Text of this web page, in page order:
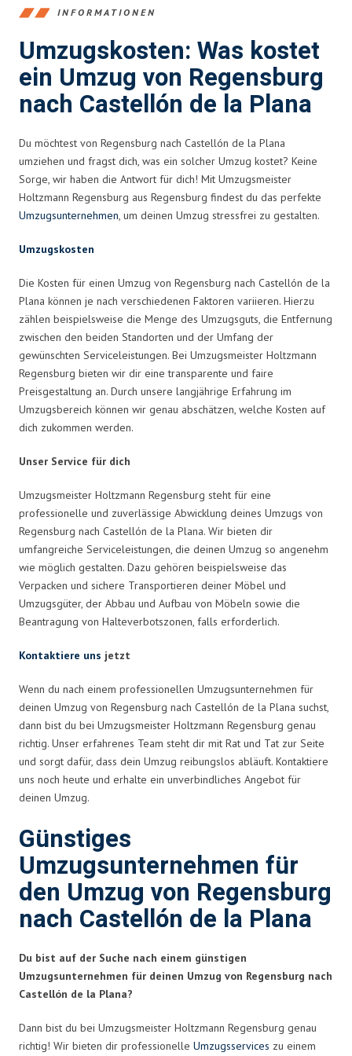
INFORMATIONEN
Umzugskosten: Was kostet
ein Umzug von Regensburg
nach Castellón de la Plana
Du möchtest von Regensburg nach Castellón de la Plana
umziehen und fragst dich, was ein solcher Umzug kostet? Keine
Sorge, wir haben die Antwort für dich! Mit Umzugsmeister
Holtzmann Regensburg aus Regensburg findest du das perfekte
Umzugsunternehmen, um deinen Umzug stressfrei zu gestalten.
Umzugskosten
Die Kosten für einen Umzug von Regensburg nach Castellón de la
Plana können je nach verschiedenen Faktoren variieren. Hierzu
zählen beispielsweise die Menge des Umzugsguts, die Entfernung
zwischen den beiden Standorten und der Umfang der
gewünschten Serviceleistungen. Bei Umzugsmeister Holtzmann
Regensburg bieten wir dir eine transparente und faire
Preisgestaltung an. Durch unsere langjährige Erfahrung im
Umzugsbereich können wir genau abschätzen, welche Kosten auf
dich zukommen werden.
Unser Service für dich
Umzugsmeister Holtzmann Regensburg steht für eine
professionelle und zuverlässige Abwicklung deines Umzugs von
Regensburg nach Castellón de la Plana. Wir bieten dir
umfangreiche Serviceleistungen, die deinen Umzug so angenehm
wie möglich gestalten. Dazu gehören beispielsweise das
Verpacken und sichere Transportieren deiner Möbel und
Umzugsgüter, der Abbau und Aufbau von Möbeln sowie die
Beantragung von Halteverbotszonen, falls erforderlich.
Kontaktiere uns jetzt
Wenn du nach einem professionellen Umzugsunternehmen für
deinen Umzug von Regensburg nach Castellón de la Plana suchst,
dann bist du bei Umzugsmeister Holtzmann Regensburg genau
richtig. Unser erfahrenes Team steht dir mit Rat und Tat zur Seite
und sorgt dafür, dass dein Umzug reibungslos abläuft. Kontaktiere
uns noch heute und erhalte ein unverbindliches Angebot für
deinen Umzug.
Günstiges
Umzugsunternehmen für
den Umzug von Regensburg
nach Castellón de la Plana
Du bist auf der Suche nach einem günstigen
Umzugsunternehmen für deinen Umzug von Regensburg nach
Castellón de la Plana?
Dann bist du bei Umzugsmeister Holtzmann Regensburg genau
richtig! Wir bieten dir professionelle Umzugsservices zu einem